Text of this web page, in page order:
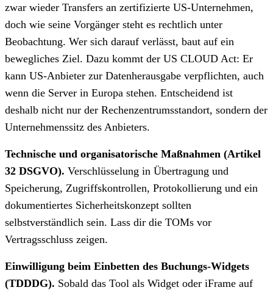
zwar wieder Transfers an zertifizierte US-Unternehmen,
doch wie seine Vorgänger steht es rechtlich unter
Beobachtung. Wer sich darauf verlässt, baut auf ein
bewegliches Ziel. Dazu kommt der US CLOUD Act: Er
kann US-Anbieter zur Datenherausgabe verpflichten, auch
wenn die Server in Europa stehen. Entscheidend ist
deshalb nicht nur der Rechenzentrumsstandort, sondern der
Unternehmenssitz des Anbieters.
Technische und organisatorische Maßnahmen (Artikel
32 DSGVO). Verschlüsselung in Übertragung und
Speicherung, Zugriffskontrollen, Protokollierung und ein
dokumentiertes Sicherheitskonzept sollten
selbstverständlich sein. Lass dir die TOMs vor
Vertragsschluss zeigen.
Einwilligung beim Einbetten des Buchungs-Widgets
(TDDDG). Sobald das Tool als Widget oder iFrame auf